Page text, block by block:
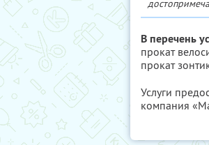
В перечень
прокат
прокат
Услуги
компания